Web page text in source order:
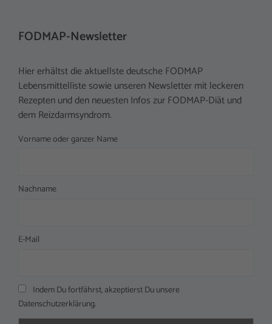
FODMAP-Newsletter
Hier erhältst die aktuellste deutsche FODMAP
Lebensmittelliste sowie unseren Newsletter mit leckeren
Rezepten und den neuesten Infos zur FODMAP-Diät und
dem Reizdarmsyndrom.
Vorname oder ganzer Name
Nachname
E-Mail
Indem Du fortfährst, akzeptierst Du unsere
Datenschutzerklärung.